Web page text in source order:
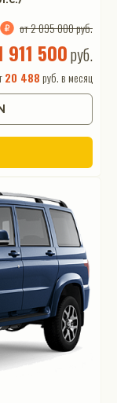
от 2 095 000 руб.
911 500руб.
20 488 руб. в месяц